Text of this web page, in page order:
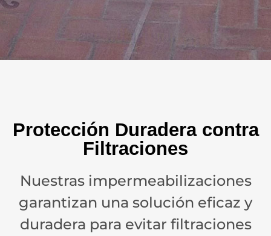
Protección Duradera contra
Filtraciones
Nuestras impermeabilizaciones
garantizan una solución eficaz y
duradera para evitar filtraciones